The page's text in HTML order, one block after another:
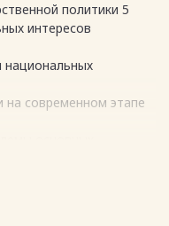
политики 5
интересов
национальных
на современном этапе
Российской
приоритетов 14
национальных